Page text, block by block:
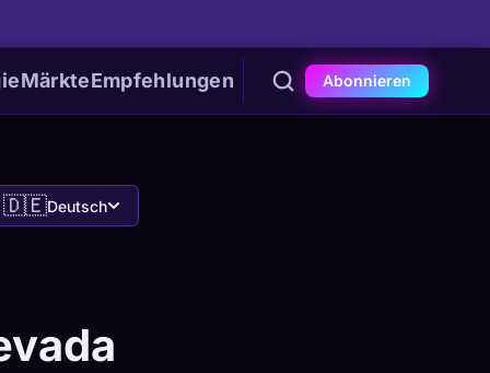
MärkteEmpfehlungen Abonnieren
🇩🇪Deutsch